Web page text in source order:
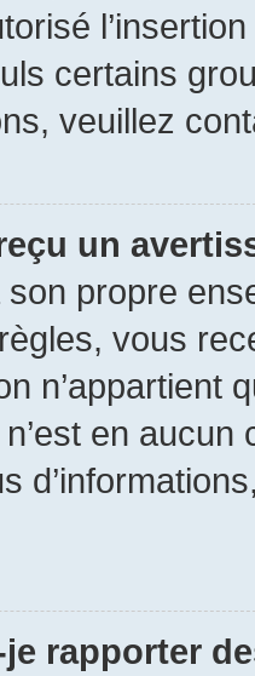
certains
veuillez
un
propre
vous
n’appartient
en
rapporter